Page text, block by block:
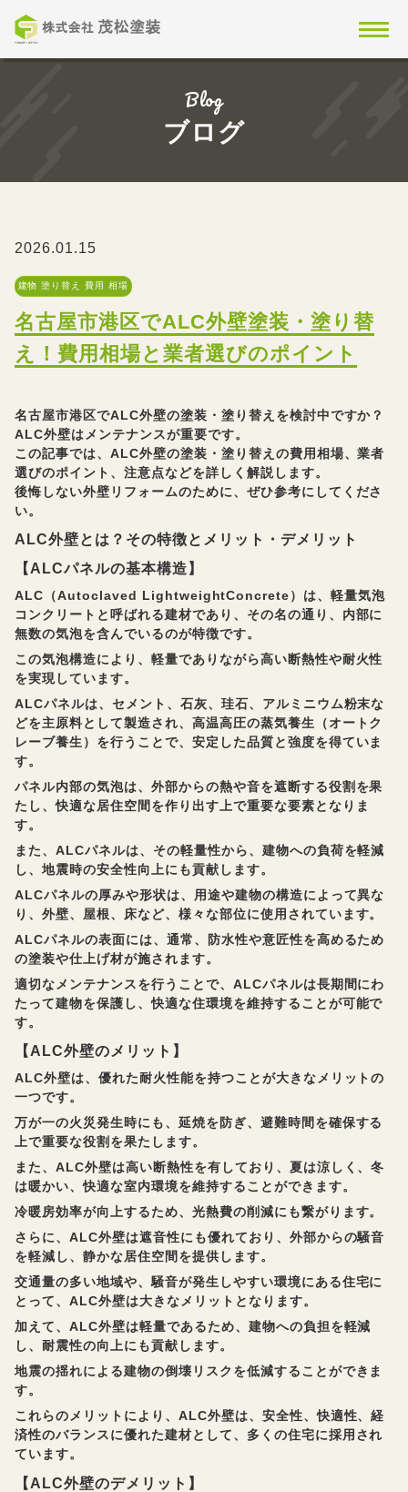
Blog
ブログ
2026.01.15
建物 塗り替え 費用 相場
名古屋市港区でALC外壁塗装・塗り替
え！費用相場と業者選びのポイント
名古屋市港区でALC外壁の塗装・塗り替えを検討中ですか？
ALC外壁はメンテナンスが重要です。
この記事では、ALC外壁の塗装・塗り替えの費用相場、業者
選びのポイント、注意点などを詳しく解説します。
後悔しない外壁リフォームのために、ぜひ参考にしてくださ
い。
ALC外壁とは？その特徴とメリット・デメリット
【ALCパネルの基本構造】
ALC（Autoclaved LightweightConcrete）は、軽量気泡
コンクリートと呼ばれる建材であり、その名の通り、内部に
無数の気泡を含んでいるのが特徴です。
この気泡構造により、軽量でありながら高い断熱性や耐火性
を実現しています。
ALCパネルは、セメント、石灰、珪石、アルミニウム粉末な
どを主原料として製造され、高温高圧の蒸気養生（オートク
レーブ養生）を行うことで、安定した品質と強度を得ていま
す。
パネル内部の気泡は、外部からの熱や音を遮断する役割を果
たし、快適な居住空間を作り出す上で重要な要素となりま
す。
また、ALCパネルは、その軽量性から、建物への負荷を軽減
し、地震時の安全性向上にも貢献します。
ALCパネルの厚みや形状は、用途や建物の構造によって異な
り、外壁、屋根、床など、様々な部位に使用されています。
ALCパネルの表面には、通常、防水性や意匠性を高めるため
の塗装や仕上げ材が施されます。
適切なメンテナンスを行うことで、ALCパネルは長期間にわ
たって建物を保護し、快適な住環境を維持することが可能で
す。
【ALC外壁のメリット】
ALC外壁は、優れた耐火性能を持つことが大きなメリットの
一つです。
万が一の火災発生時にも、延焼を防ぎ、避難時間を確保する
上で重要な役割を果たします。
また、ALC外壁は高い断熱性を有しており、夏は涼しく、冬
は暖かい、快適な室内環境を維持することができます。
冷暖房効率が向上するため、光熱費の削減にも繋がります。
さらに、ALC外壁は遮音性にも優れており、外部からの騒音
を軽減し、静かな居住空間を提供します。
交通量の多い地域や、騒音が発生しやすい環境にある住宅に
とって、ALC外壁は大きなメリットとなります。
加えて、ALC外壁は軽量であるため、建物への負担を軽減
し、耐震性の向上にも貢献します。
地震の揺れによる建物の倒壊リスクを低減することができま
す。
これらのメリットにより、ALC外壁は、安全性、快適性、経
済性のバランスに優れた建材として、多くの住宅に採用され
ています。
【ALC外壁のデメリット】